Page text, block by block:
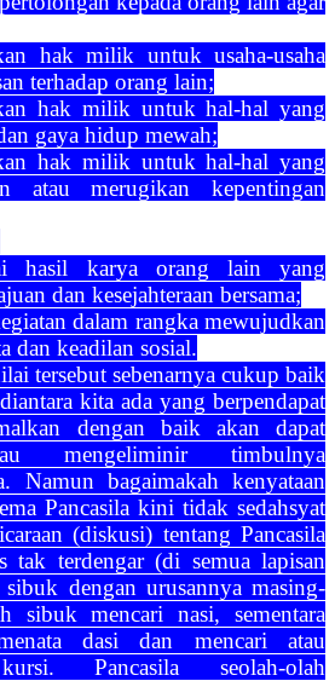
hak milik untuk usaha-usaha
terhadap orang lain;
hak milik untuk hal-hal yang
gaya hidup mewah;
hak milik untuk hal-hal yang
atau merugikan kepentingan
hasil karya orang lain yang
dan kesejahteraan bersama;
dalam rangka mewujudkan
dan keadilan sosial.
tersebut sebenarnya cukup baik
kita ada yang berpendapat
dengan baik akan dapat
mengeliminir timbulnya
Namun bagaimakah kenyataan
Pancasila kini tidak sedahsyat
(diskusi) tentang Pancasila
tak terdengar (di semua lapisan
sibuk dengan urusannya masing-
sibuk mencari nasi, sementara
dasi dan mencari atau
Pancasila seolah-olah